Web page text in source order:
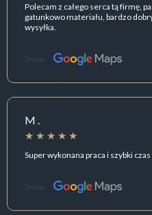
Polecam z całego serca tą firmę,
gatunkowo materiału, bardzo
wysyłka.
Źródło:
M .
Super wykonana praca i szybki
Źródło: